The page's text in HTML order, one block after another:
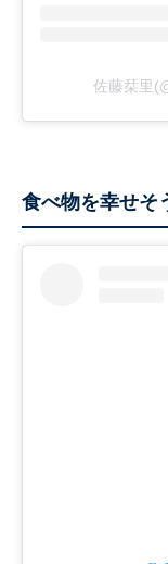
佐藤栞里
食べ物を幸せそ